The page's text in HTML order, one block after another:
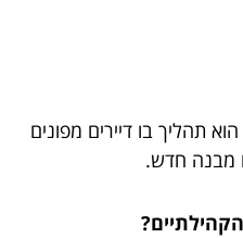
הוא תהליך בו דיירים מפונים
מבנה חדש.